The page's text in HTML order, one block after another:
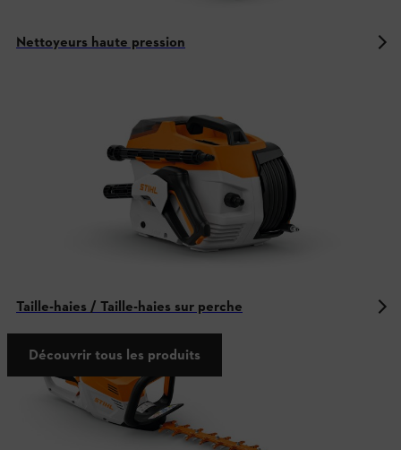
Nettoyeurs haute pression
Taille-haies / Taille-haies sur perche
Découvrir tous les produits
Plus d'informations sur le monde STIHL